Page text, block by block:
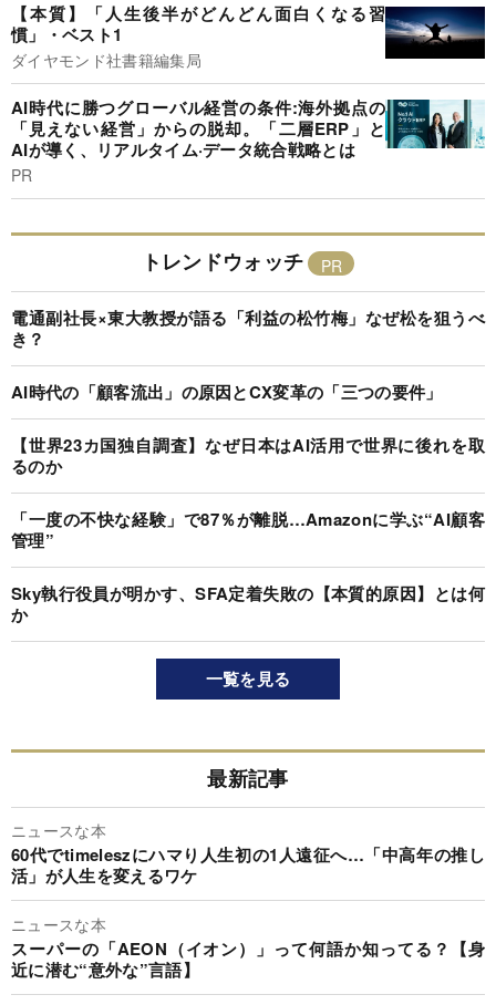
【本質】「人生後半がどんどん面白くなる習
慣」・ベスト1
ダイヤモンド社書籍編集局
AI時代に勝つグローバル経営の条件:海外拠点の
「見えない経営」からの脱却。「二層ERP」と
AIが導く、リアルタイム·データ統合戦略とは
PR
トレンドウォッチ
電通副社長×東大教授が語る「利益の松竹梅」なぜ松を狙うべ
き？
AI時代の「顧客流出」の原因とCX変革の「三つの要件」
【世界23カ国独自調査】なぜ日本はAI活用で世界に後れを取
るのか
「一度の不快な経験」で87％が離脱…Amazonに学ぶ“AI顧客
管理”
Sky執行役員が明かす、SFA定着失敗の【本質的原因】とは何
か
一覧を見る
最新記事
ニュースな本
60代でtimeleszにハマり人生初の1人遠征へ…「中高年の推し
活」が人生を変えるワケ
ニュースな本
スーパーの「AEON（イオン）」って何語か知ってる？【身
近に潜む“意外な”言語】